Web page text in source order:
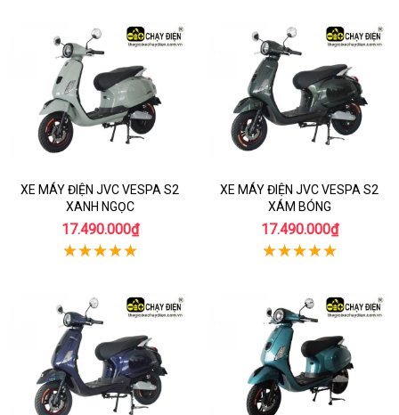
XE MÁY ĐIỆN JVC VESPA S2
XANH NGỌC
17.490.000₫
XE MÁY ĐIỆN JVC VESPA S2
XÁM BÓNG
17.490.000₫